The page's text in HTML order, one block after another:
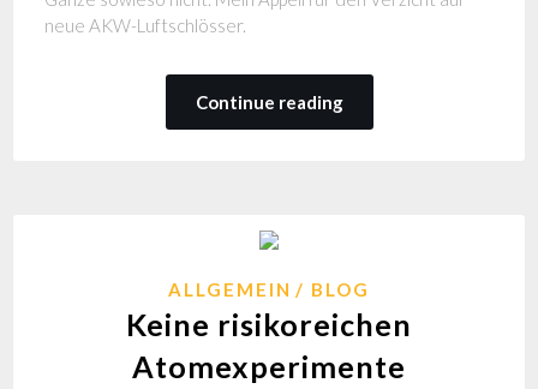
neue AKW-Luftschlösser.
Continue reading
ALLGEMEIN BLOG
Keine risikoreichen
Atomexperimente